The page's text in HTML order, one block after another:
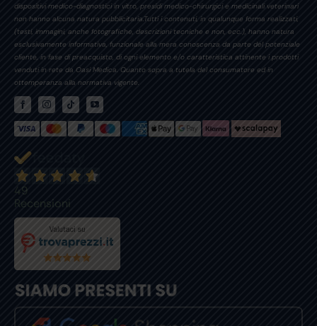
dispositivi medico-diagnostici in vitro, presidi medico-chirurgici e medicinali veterinari
non hanno alcuna natura pubblicitaria.Tutti i contenuti, in qualunque forma realizzati,
(testi, immagini, anche fotografiche, descrizioni tecniche e non, ecc.), hanno natura
esclusivamente informativa, funzionale alla mera conoscenza da parte del potenziale
cliente, in fase di preacquisto, di ogni elemento e/o caratteristica attinente i prodotti
venduti in rete da Oasi Medica. Quanto sopra a tutela del consumatore ed in
ottemperanza alla normativa vigente.
49
Recensioni